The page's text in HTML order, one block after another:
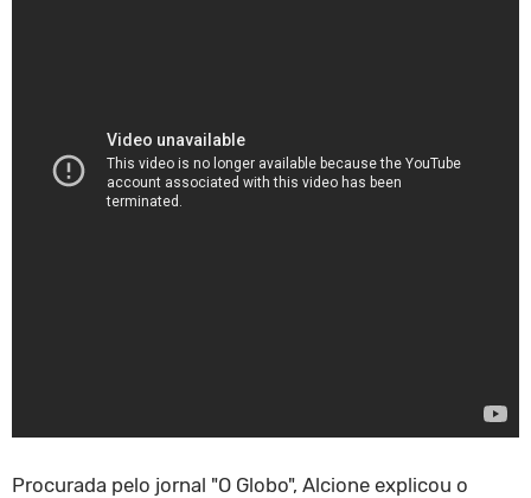
Procurada pelo jornal "O Globo", Alcione explicou o